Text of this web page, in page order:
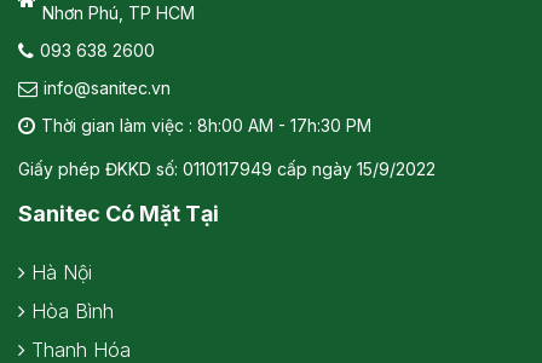
Nhơn Phú, TP HCM
093 638 2600
info@sanitec.vn
Thời gian làm việc : 8h:00 AM - 17h:30 PM
Giấy phép ĐKKD số: 0110117949 cấp ngày 15/9/2022
Sanitec Có Mặt Tại
Hà Nội
Hòa Bình
Thanh Hóa